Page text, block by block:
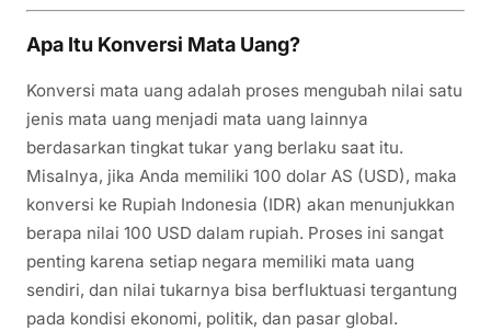
Apa Itu Konversi Mata Uang?
Konversi mata uang adalah proses mengubah nilai satu
jenis mata uang menjadi mata uang lainnya
berdasarkan tingkat tukar yang berlaku saat itu.
Misalnya, jika Anda memiliki 100 dolar AS (USD), maka
konversi ke Rupiah Indonesia (IDR) akan menunjukkan
berapa nilai 100 USD dalam rupiah. Proses ini sangat
penting karena setiap negara memiliki mata uang
sendiri, dan nilai tukarnya bisa berfluktuasi tergantung
pada kondisi ekonomi, politik, dan pasar global.